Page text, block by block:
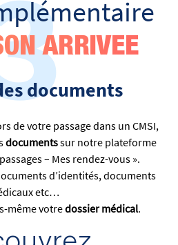
ARRIVEE
documents
de votre passage dans un CMSI,
documentssur notre plateforme
– Mes rendez-vous ».
d’identités, documents
etc…
même votredossier médical.